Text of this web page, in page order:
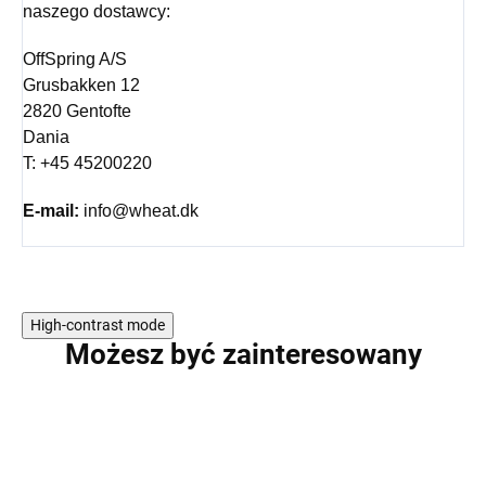
naszego dostawcy:
OffSpring A/S
Grusbakken 12
2820 Gentofte
Dania
T: +45 45200220
E-mail: info@wheat.dk
High-contrast mode
Możesz być zainteresowany